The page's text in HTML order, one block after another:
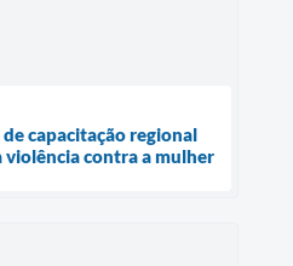
capacitação regional
contra a mulher